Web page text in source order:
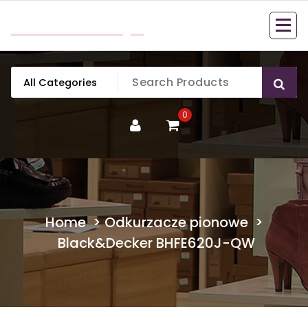
content
0
Home>Odkurzacze pionowe >
Black&Decker BHFE620J-QW